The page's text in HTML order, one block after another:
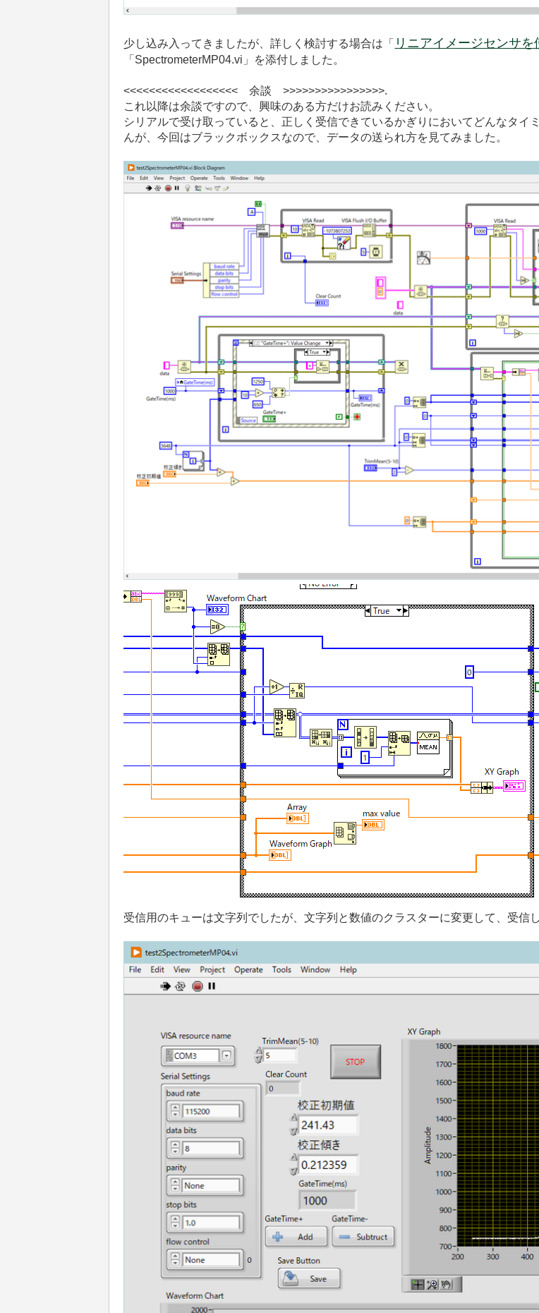
少し込み入ってきましたが、詳しく検討する場合は「 リニアイメージセンサ
「SpectrometerMP04.vi」を添付しました。
<<<<<<<<<<<<<<<<<< 余談 >>>>>>>>>>>>>>>>.
これ以降は余談ですので、興味のある方だけお読みください。
シリアルで受け取っていると、正しく受信できているかぎりにおいてどんなタ
んが、今回はブラックボックスなので、データの送られ方を見てみました。
受信用のキューは文字列でしたが、文字列と数値のクラスターに変更して、受信